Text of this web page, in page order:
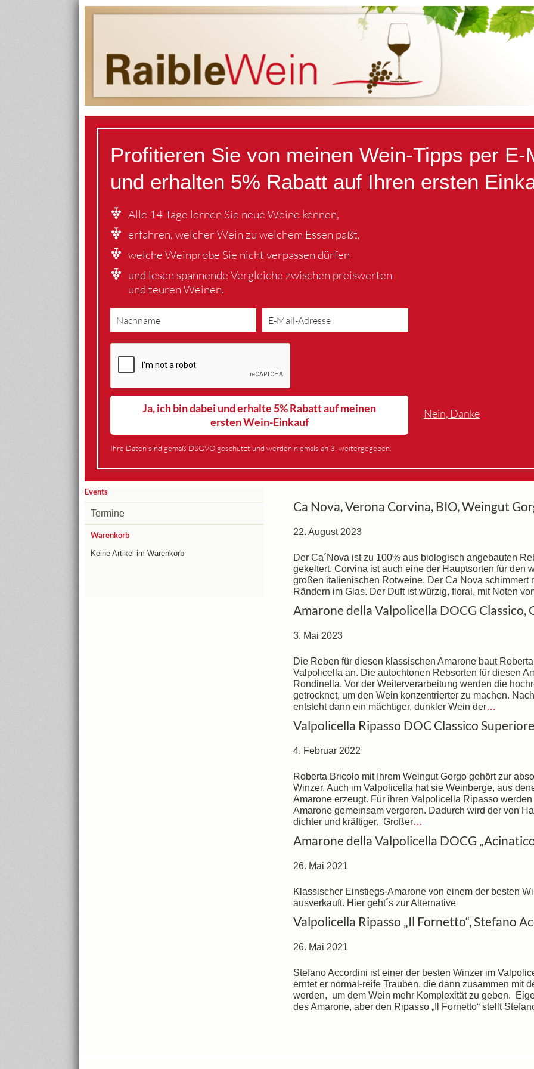
Profitieren Sie von meinen Wein-Tipps per E-
und erhalten 5% Rabatt auf Ihren ersten
Alle 14 Tage lernen Sie neue Weine kennen,
erfahren, welcher Wein zu welchem Essen paßt,
welche Weinprobe Sie nicht verpassen dürfen
und lesen spannende Vergleiche zwischen preiswerten
und teuren Weinen.
Ja, ich bin dabei und erhalte 5% Rabatt auf meinen
ersten Wein-Einkauf
Nein, Danke
Ihre Daten sind gemäß DSGVO geschützt und werden niemals an 3. weitergegeben.
Ca Nova, Verona Corvina, BIO, Weingut
22. August 2023
Der Ca´Nova ist zu 100% aus biologisch angebauten
gekeltert. Corvina ist auch eine der Hauptsorten für den
großen italienischen Rotweine. Der Ca Nova schimmert
Rändern im Glas. Der Duft ist würzig, floral, mit Noten
Amarone della Valpolicella DOCG Classico,
3. Mai 2023
Die Reben für diesen klassischen Amarone baut
Valpolicella an. Die autochtonen Rebsorten für diesen
Rondinella. Vor der Weiterverarbeitung werden die
getrocknet, um den Wein konzentrierter zu machen.
entsteht dann ein mächtiger, dunkler Wein der…
Valpolicella Ripasso DOC Classico
4. Februar 2022
Roberta Bricolo mit Ihrem Weingut Gorgo gehört zur
Winzer. Auch im Valpolicella hat sie Weinberge, aus
Amarone erzeugt. Für ihren Valpolicella Ripasso
Amarone gemeinsam vergoren. Dadurch wird der von
dichter und kräftiger. Großer…
Amarone della Valpolicella DOCG
26. Mai 2021
Klassischer Einstiegs-Amarone von einem der besten
ausverkauft. Hier geht´s zur Alternative
Valpolicella Ripasso „Il Fornetto“, Stefano
26. Mai 2021
Stefano Accordini ist einer der besten Winzer im
erntet er normal-reife Trauben, die dann zusammen mit
werden, um dem Wein mehr Komplexität zu geben.
des Amarone, aber den Ripasso „Il Fornetto“ stellt
Events
Termine
Warenkorb
Keine Artikel im Warenkorb